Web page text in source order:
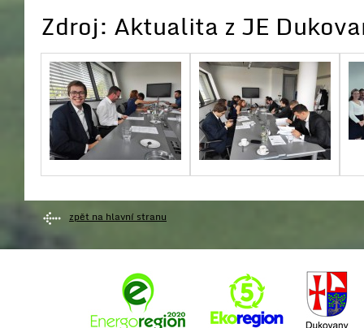
Zdroj: Aktualita z JE
zpět na hlavní stranu